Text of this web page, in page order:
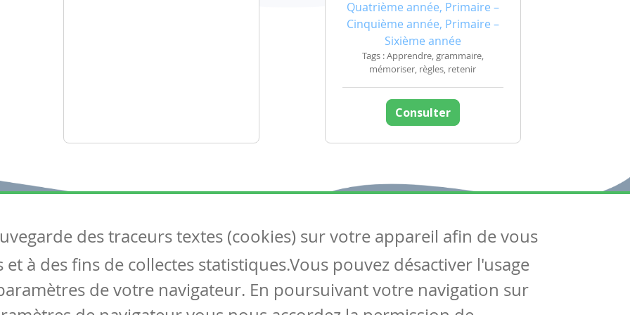
Quatrième année, Primaire –
Cinquième année, Primaire –
Sixième année
Tags : Apprendre, grammaire,
mémoriser, règles, retenir
Consulter
Articles
Tous les articles
Articles DYS
Suivez-nous
Contactez-nous
Soutien scolaire
des traceurs textes (cookies) sur votre appareil afin de vous
à des fins de collectes statistiques.Vous pouvez désactiver l'usage
de votre navigateur. En poursuivant votre navigation sur